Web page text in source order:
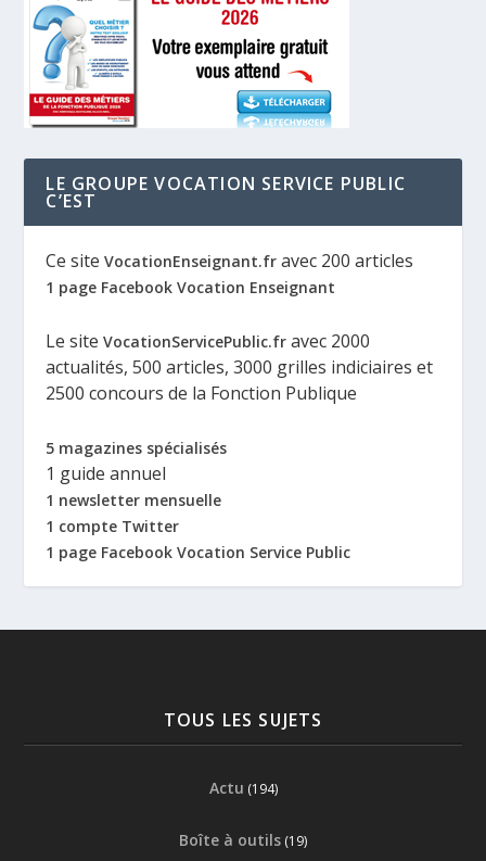
LE GROUPE VOCATION SERVICE PUBLIC
C’EST
Ce siteVocationEnseignant.fr avec 200 articles
1 page Facebook Vocation Enseignant
Le siteVocationServicePublic.fr avec 2000
actualités, 500 articles, 3000 grilles indiciaires et
2500 concours de la Fonction Publique
5 magazines spécialisés
1 guide annuel
1 newsletter mensuelle
1 compte Twitter
1 page Facebook Vocation Service Public
TOUS LES SUJETS
Actu (194)
Boîte à outils (19)